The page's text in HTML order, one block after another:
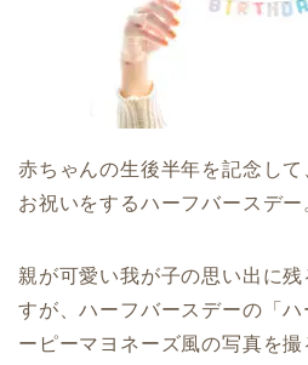
赤ちゃんの生後半年を記念し
お祝いをするハーフバースデー
親が可愛い我が子の思い出に
すが、ハーフバースデーの「ハ
ーピーマヨネーズ風の写真を